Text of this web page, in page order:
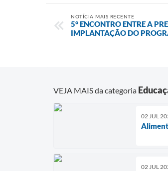
NOTÍCIA MAIS RECENTE
5° ENCONTRO ENTRE A
IMPLANTAÇÃO DO
VEJA MAIS da categoria
02 JUL
02 JUL